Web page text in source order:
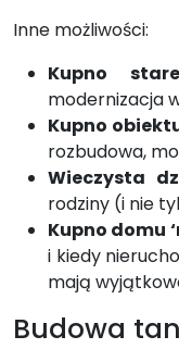
Inne możliwości:
Kupno
modernizacja
Kupno
rozbudowa,
Wieczysta
rodziny (i nie
Kupno domu
i kiedy
mają
Budowa